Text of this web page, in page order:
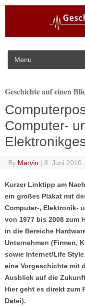
Skip to content
Geschichte auf einen
Computer-
By Marvin | 8. Juni 2010
Kurzer Linktipp am
ein großes Plakat mit
Computer-, Elektronik-
von 1977 bis 2008 zum
in die Bereiche
Unternehmen (Firmen,
sowie Internet/Life
eine Vorgeschichte mit
Ausblick auf die
Hier geht es direkt zum
Datei).